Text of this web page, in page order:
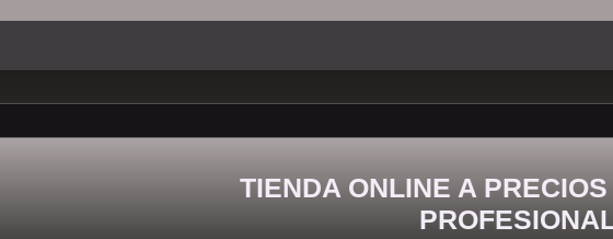
TIENDA ONLINE A PRECIOS